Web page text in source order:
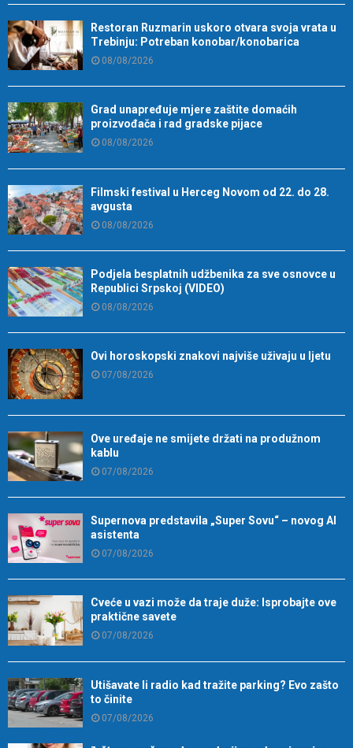
Restoran Ruzmarin uskoro otvara svoja vrata u
Trebinju: Potreban konobar/konobarica
08/08/2026
Grad unapređuje mjere zaštite domaćih
proizvođača i rad gradske pijace
08/08/2026
Filmski festival u Herceg Novom od 22. do 28.
avgusta
08/08/2026
Podjela besplatnih udžbenika za sve osnovce u
Republici Srpskoj (VIDEO)
08/08/2026
Ovi horoskopski znakovi najviše uživaju u ljetu
07/08/2026
Ove uređaje ne smijete držati na produžnom
kablu
07/08/2026
Supernova predstavila „Super Sovu“ – novog AI
asistenta
07/08/2026
Cveće u vazi može da traje duže: Isprobajte ove
praktične savete
07/08/2026
Utišavate li radio kad tražite parking? Evo zašto
to činite
07/08/2026